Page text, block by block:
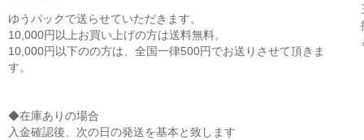
ゆうパックで送らせていただきます。
10,000円以上お買い上げの方は送料無料。
10,000円以下のの方は、全国一律500円でお送りさせて頂きま
す。
◆在庫ありの場合
入金確認後、次の日の発送を基本と致します